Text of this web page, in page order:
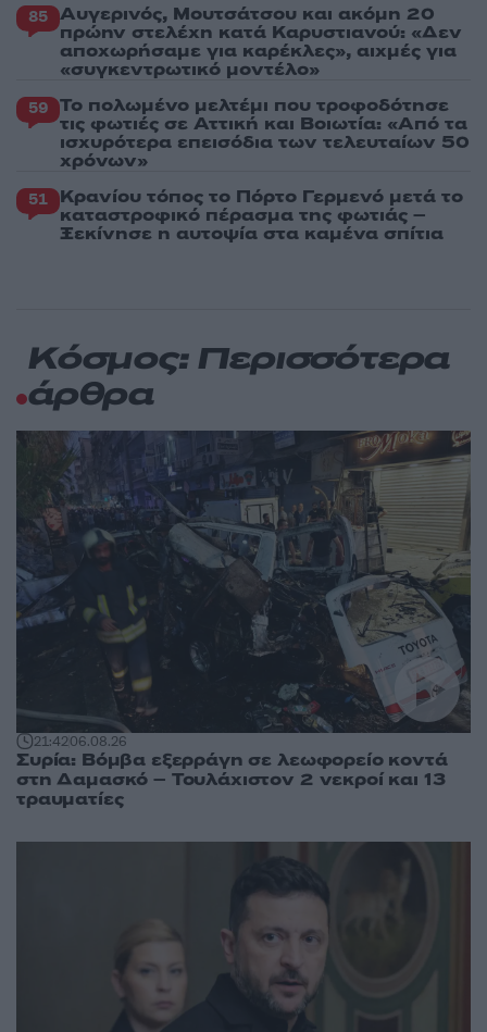
85 Αυγερινός, Μουτσάτσου και ακόμη 20
πρώην στελέχη κατά Καρυστιανού: «Δεν
αποχωρήσαμε για καρέκλες», αιχμές για
«συγκεντρωτικό μοντέλο»
59 Το πολωμένο μελτέμι που τροφοδότησε
τις φωτιές σε Αττική και Βοιωτία: «Από τα
ισχυρότερα επεισόδια των τελευταίων 50
χρόνων»
51 Κρανίου τόπος το Πόρτο Γερμενό μετά το
καταστροφικό πέρασμα της φωτιάς –
Ξεκίνησε η αυτοψία στα καμένα σπίτια
Κόσμος: Περισσότερα
άρθρα
21:4206.08.26
Συρία: Βόμβα εξερράγη σε λεωφορείο κοντά
στη Δαμασκό – Τουλάχιστον 2 νεκροί και 13
τραυματίες